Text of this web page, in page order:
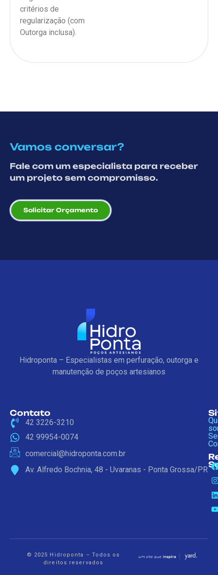
critérios de
regularização (com
Outorga inclusa).
Vamos conversar?
Fale com um especialista para receber
um projeto sem compromisso.
Solicitar Orçamento
Hidroponta – Especialistas em perfuração, outorga e
manutenção de poços artesianos
Contato
42 3226-3210
42 99954-0074
comercial@hidroponta.com.br
Av. Alfredo Bochnia, 48 - Uvaranas - Ponta Grossa/PR
© 2025 Hidroponta – Todos os
direitos reservados